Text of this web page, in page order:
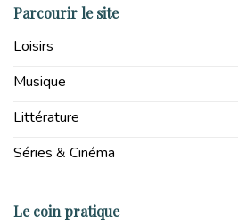
Parcourir le site
Loisirs
Musique
Littérature
Séries & Cinéma
Le coin pratique